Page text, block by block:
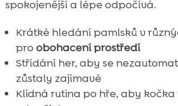
spokojenější a lépe odpočívá.
Krátké hledání pamlsků v
pro obohacení prostředí
Střídání her, aby se
zůstaly zajímavé
Klidná rutina po hře, aby kočka